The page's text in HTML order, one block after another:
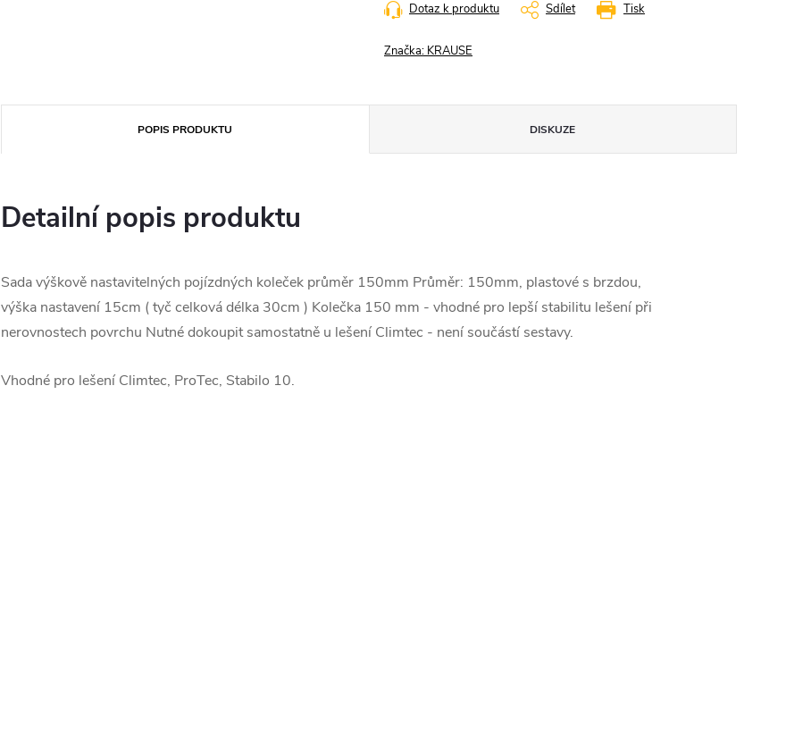
Tisk
Dotaz k produktu Sdílet
Značka: KRAUSE
POPIS PRODUKTU DISKUZE
Detailní popis produktu
Sada výškově nastavitelných pojízdných koleček průměr 150mm Průměr: 150mm, plastové s brzdou,
výška nastavení 15cm ( tyč celková délka 30cm ) Kolečka 150 mm - vhodné pro lepší stabilitu lešení při
nerovnostech povrchu Nutné dokoupit samostatně u lešení Climtec - není součástí sestavy.
Vhodné pro lešení Climtec, ProTec, Stabilo 10.